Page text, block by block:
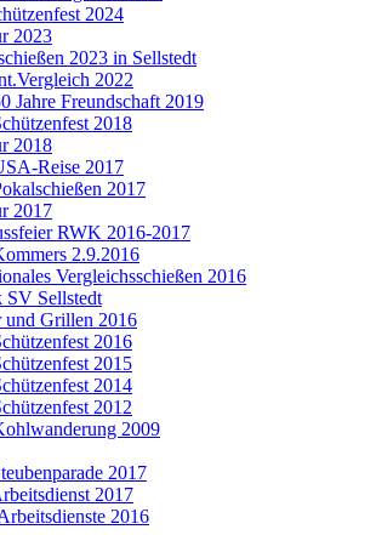
2024
2023
2023 in Sellstedt
2022
Jahre Freundschaft 2019
2018
2018
Reise 2017
2017
2017
RWK 2016-2017
2.9.2016
Vergleichsschießen 2016
SV Sellstedt
und Grillen 2016
2016
2015
2014
2012
2009
2017
2017
2016